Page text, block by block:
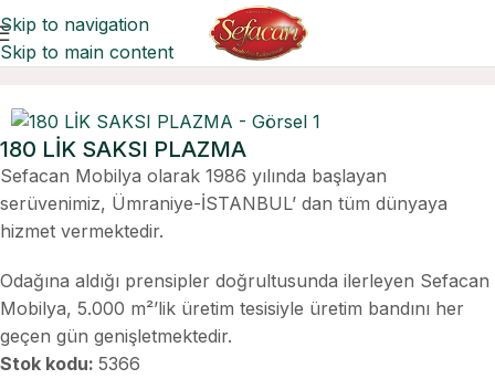
Skip to navigation
Skip to main content
Ana Sayfa TV Sehpaları
180 LİK SAKSI PLAZMA
Sefacan Mobilya olarak 1986 yılında başlayan
serüvenimiz, Ümraniye-İSTANBUL’ dan tüm dünyaya
hizmet vermektedir.
Odağına aldığı prensipler doğrultusunda ilerleyen Sefacan
Mobilya, 5.000 m²’lik üretim tesisiyle üretim bandını her
geçen gün genişletmektedir.
Stok kodu: 5366